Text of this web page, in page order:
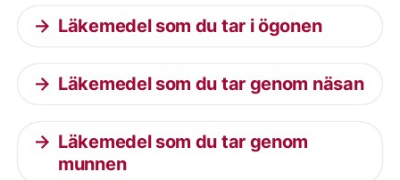
Läkemedel som du tar i ögonen
Läkemedel som du tar genom näsan
Läkemedel som du tar genom
munnen